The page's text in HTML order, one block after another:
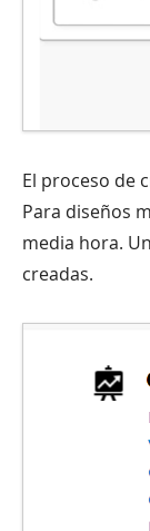
El proceso de
Para diseños
media hora.
creadas.